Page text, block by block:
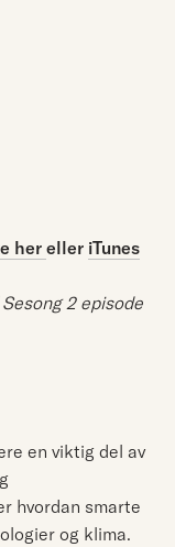
her eller iTunes
2 episode
en viktig del av
hvordan smarte
og klima.